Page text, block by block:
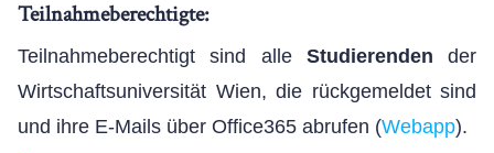
Teilnahmeberechtigte:
Teilnahmeberechtigt sind alle Studierenden der
Wirtschaftsuniversität Wien, die rückgemeldet sind
und ihre E-Mails über Office365 abrufen (Webapp).